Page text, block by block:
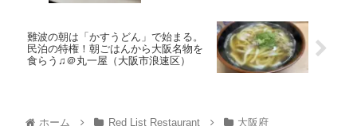
難波の朝は「かすうどん」で始まる。
民泊の特権！朝ごはんから大阪名物を
食らう♫＠丸一屋（大阪市浪速区）
ホーム Red List Restaurant 大阪府